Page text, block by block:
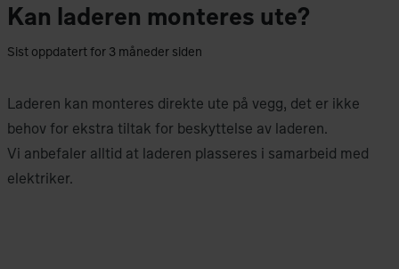
Kan laderen monteres ute?
Sist oppdatert for 3 måneder siden
Laderen kan monteres direkte ute på vegg, det er ikke
behov for ekstra tiltak for beskyttelse av laderen.
Vi anbefaler alltid at laderen plasseres i samarbeid med
elektriker.